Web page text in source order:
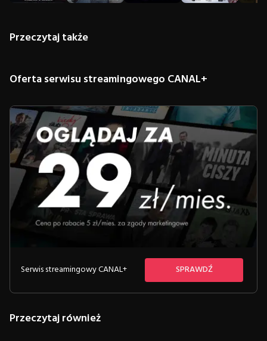
Przeczytaj także
Oferta serwisu streamingowego CANAL+
Serwis streamingowy CANAL+ SPRAWDŹ
Przeczytaj również